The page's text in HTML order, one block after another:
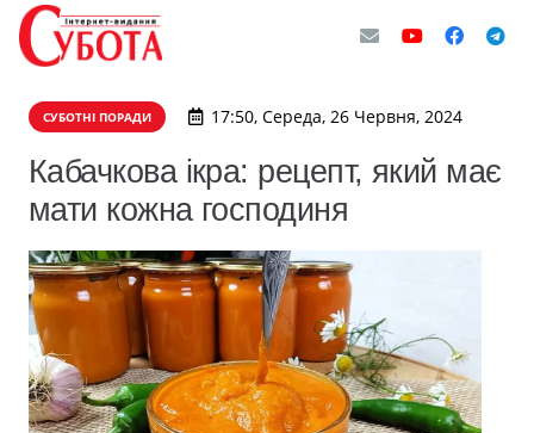
СУБОТНІ ПОРАДИ 17:50, Середа, 26 Червня, 2024
Кабачкова ікра: рецепт, який має
мати кожна господиня